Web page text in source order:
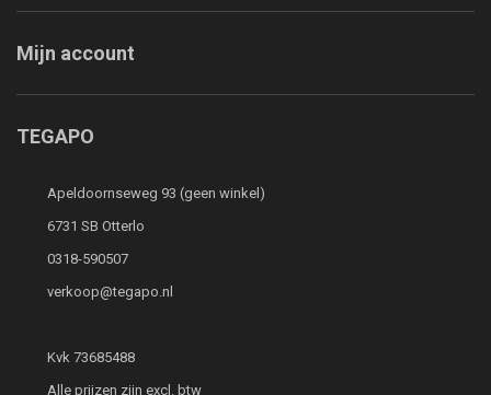
Mijn account
TEGAPO
Apeldoornseweg 93 (geen winkel)
6731 SB Otterlo
0318-590507
verkoop@tegapo.nl
Kvk 73685488
Alle prijzen zijn excl. btw